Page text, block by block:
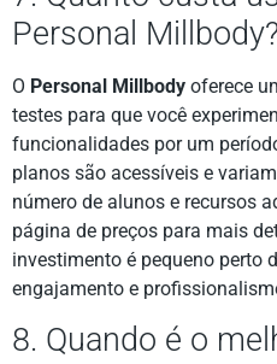
Personal Millbody?
O Personal Millbody oferece
testes para que você
funcionalidades por um
planos são acessíveis e
número de alunos e recursos
página de preços para mais
investimento é pequeno perto
engajamento e
8. Quando é o